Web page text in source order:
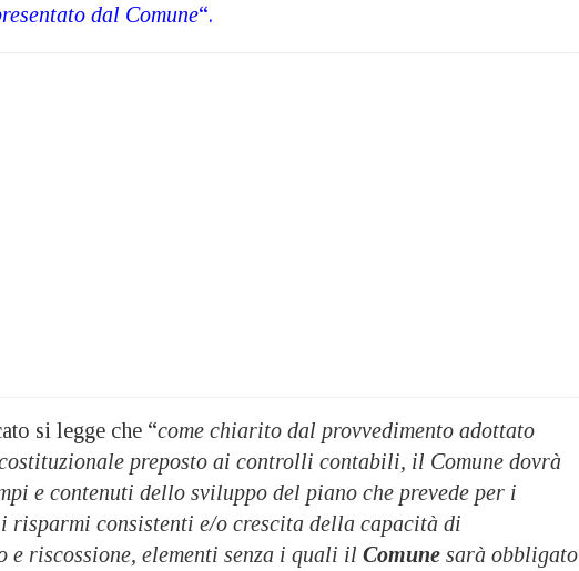
dal Comune“.
si legge che “come chiarito dal provvedimento adottato
preposto ai controlli contabili, il Comune dovrà
e contenuti dello sviluppo del piano che prevede per i
risparmi consistenti e/o crescita della capacità di
e riscossione, elementi senza i quali il Comune sarà obbligato